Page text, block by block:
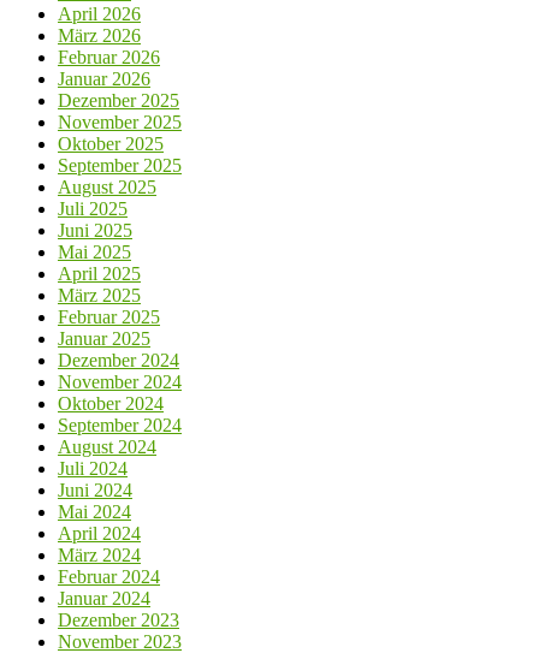
April 2026
März 2026
Februar 2026
Januar 2026
Dezember 2025
November 2025
Oktober 2025
September 2025
August 2025
Juli 2025
Juni 2025
Mai 2025
April 2025
März 2025
Februar 2025
Januar 2025
Dezember 2024
November 2024
Oktober 2024
September 2024
August 2024
Juli 2024
Juni 2024
Mai 2024
April 2024
März 2024
Februar 2024
Januar 2024
Dezember 2023
November 2023